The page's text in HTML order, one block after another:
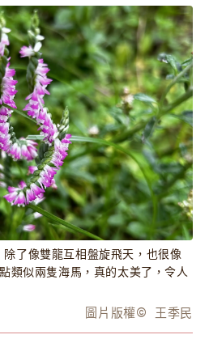
了像雙龍互相盤旋飛天，也很像
類似兩隻海馬，真的太美了，令人
圖片版權 ©️ 王季民